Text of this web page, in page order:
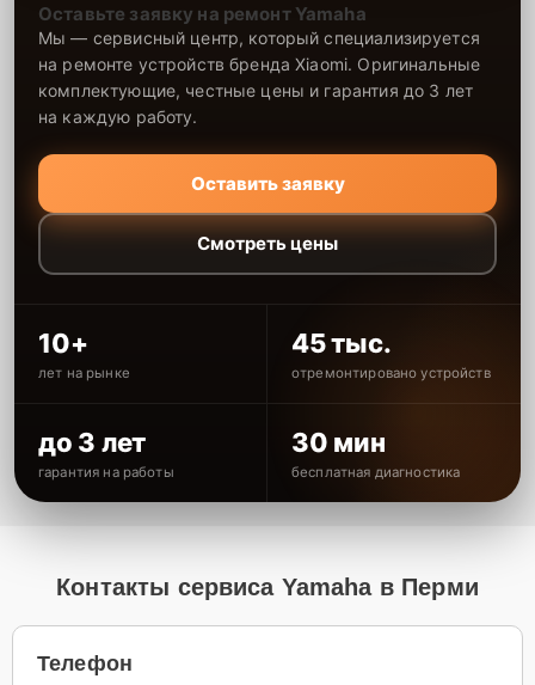
Оставьте заявку на ремонт Yamaha
Мы — сервисный центр, который специализируется
на ремонте устройств бренда Xiaomi. Оригинальные
комплектующие, честные цены и гарантия до 3 лет
на каждую работу.
Оставить заявку
Смотреть цены
10+
лет на рынке
45 тыс.
отремонтировано устройств
до 3 лет
гарантия на работы
30 мин
бесплатная диагностика
Контакты сервиса Yamaha в Перми
Телефон